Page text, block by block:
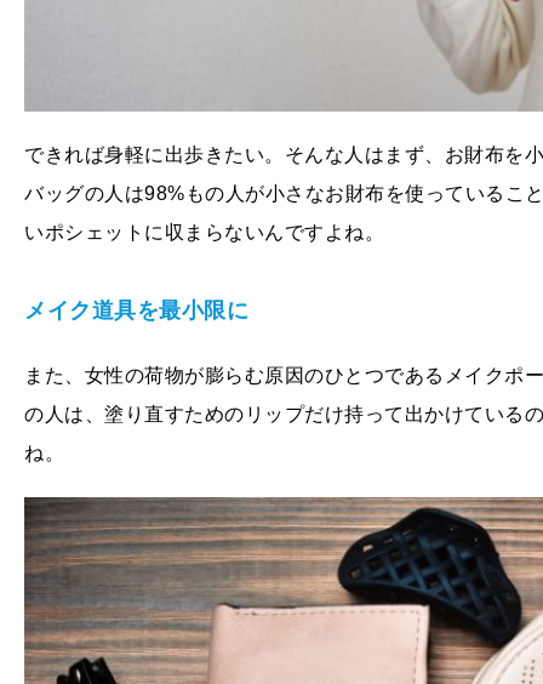
できれば身軽に出歩きたい。そんな人はまず、お財布を
バッグの人は98%もの人が小さなお財布を使っているこ
いポシェットに収まらないんですよね。
メイク道具を最小限に
また、女性の荷物が膨らむ原因のひとつであるメイクポ
の人は、塗り直すためのリップだけ持って出かけている
ね。